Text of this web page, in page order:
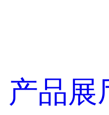
产品展